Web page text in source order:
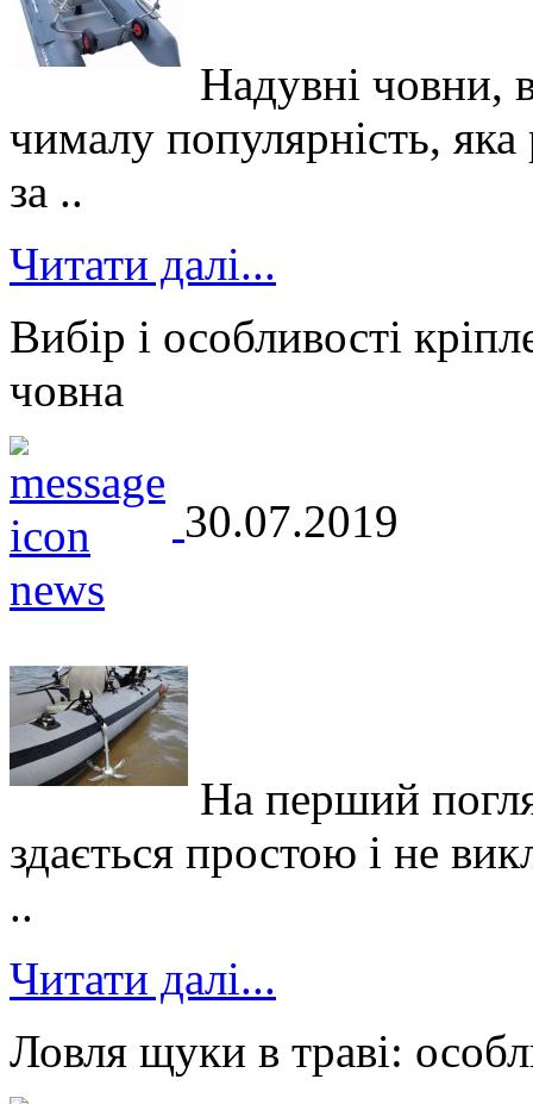
Надувні човни,
чималу популярність, яка
за ..
Читати далі...
Вибір і особливості
човна
30.07.2019
На перший
здається простою і не
..
Читати далі...
Ловля щуки в траві: